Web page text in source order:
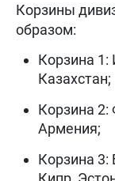
Корзины
образом:
Корзина 1:
Казахстан;
Корзина 2:
Армения;
Корзина 3: